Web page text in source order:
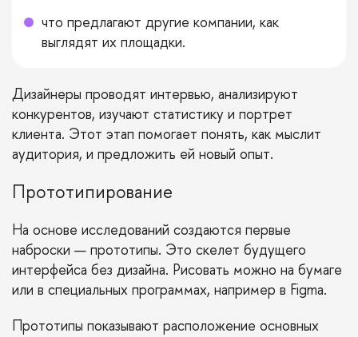
что предлагают другие компании, как
выглядят их площадки.
Дизайнеры проводят интервью, анализируют
конкурентов, изучают статистику и портрет
клиента. Этот этап помогает понять, как мыслит
аудитория, и предложить ей новый опыт.
Прототипирование
На основе исследований создаются первые
наброски — прототипы. Это скелет будущего
интерфейса без дизайна. Рисовать можно на бумаге
или в специальных программах, например в Figma.
Прототипы показывают расположение основных